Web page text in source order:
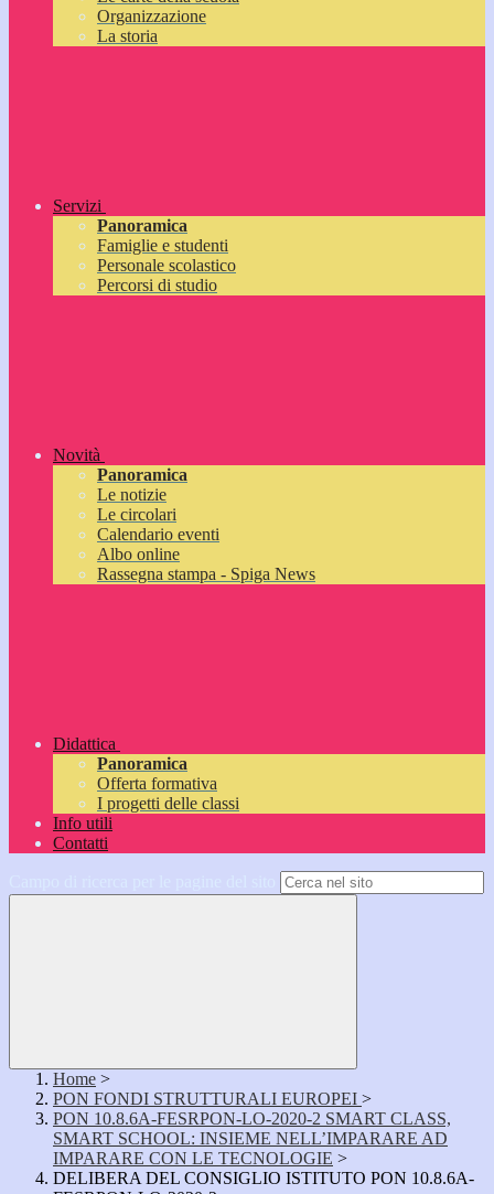
Organizzazione
La storia
Servizi
Panoramica
Famiglie e studenti
Personale scolastico
Percorsi di studio
Novità
Panoramica
Le notizie
Le circolari
Calendario eventi
Albo online
Rassegna stampa - Spiga News
Didattica
Panoramica
Offerta formativa
I progetti delle classi
Info utili
Contatti
Home >
PON FONDI STRUTTURALI EUROPEI >
PON 10.8.6A-FESRPON-LO-2020-2 SMART CLASS,
SMART SCHOOL: INSIEME NELL’IMPARARE AD
IMPARARE CON LE TECNOLOGIE >
DELIBERA DEL CONSIGLIO ISTITUTO PON 10.8.6A-